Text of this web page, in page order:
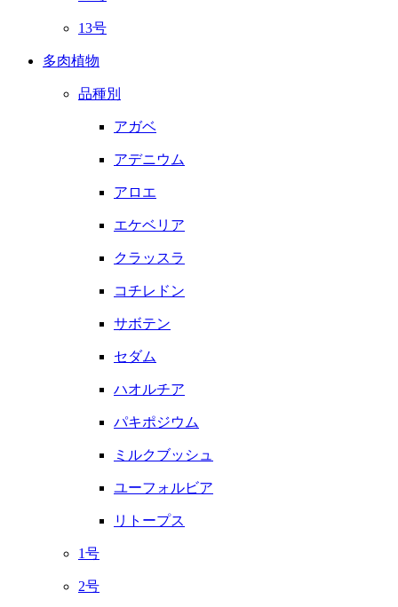
13号
多肉植物
品種別
アガベ
アデニウム
アロエ
エケベリア
クラッスラ
コチレドン
サボテン
セダム
ハオルチア
パキポジウム
ミルクブッシュ
ユーフォルビア
リトープス
1号
2号